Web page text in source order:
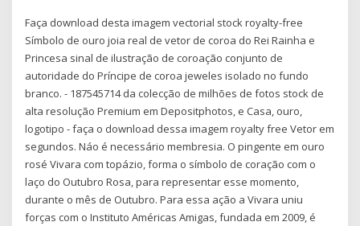
Faça download desta imagem vectorial stock royalty-free
Símbolo de ouro joia real de vetor de coroa do Rei Rainha e
Princesa sinal de ilustração de coroação conjunto de
autoridade do Príncipe de coroa jeweles isolado no fundo
branco. - 187545714 da colecção de milhões de fotos stock de
alta resolução Premium em Depositphotos, e Casa, ouro,
logotipo - faça o download dessa imagem royalty free Vetor em
segundos. Náo é necessário membresia. O pingente em ouro
rosé Vivara com topázio, forma o símbolo de coração com o
laço do Outubro Rosa, para representar esse momento,
durante o mês de Outubro. Para essa ação a Vivara uniu
forças com o Instituto Américas Amigas, fundada em 2009, é